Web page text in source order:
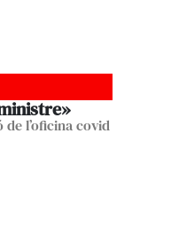
l’oficina covid